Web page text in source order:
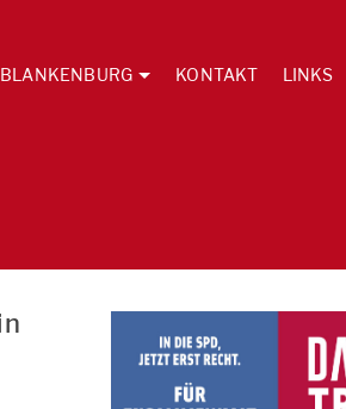
BLANKENBURG KONTAKT LINKS